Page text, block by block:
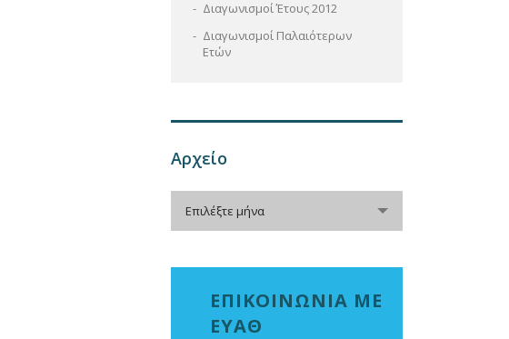
Διαγωνισμοί Έτους 2012
Διαγωνισμοί Παλαιότερων
Ετών
Αρχείο
Επιλέξτε μήνα
ΕΠΙΚΟΙΝΩΝΙΑ ΜΕ
ΕΥΑΘ